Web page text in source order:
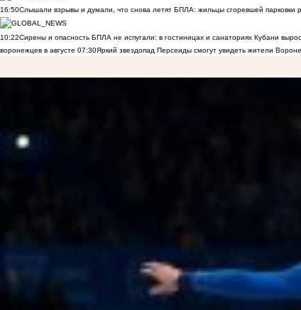
16:50Слышали взрывы и думали, что снова летят БПЛА: жильцы сгоревшей парковки
10:22Сирены и опасность БПЛА не испугали: в гостиницах и санаториях Кубани
воронежцев в августе 07:30Яркий звездопад Персеиды смогут увидеть жители